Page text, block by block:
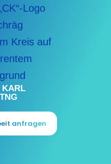
KARL
anfragen